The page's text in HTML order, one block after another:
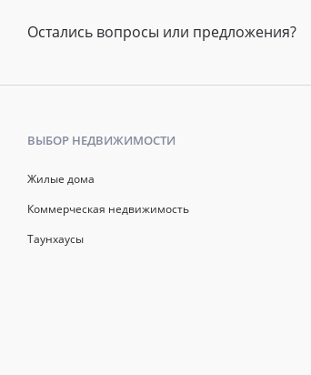
Остались вопросы или предложения?
ВЫБОР НЕДВИЖИМОСТИ
Жилые дома
Коммерческая недвижимость
Таунхаусы